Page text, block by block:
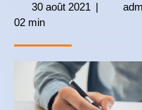
30 août 2021 30
|
02 min